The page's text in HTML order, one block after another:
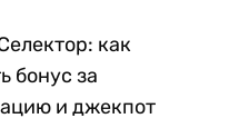
как
бонус за
и джекпот